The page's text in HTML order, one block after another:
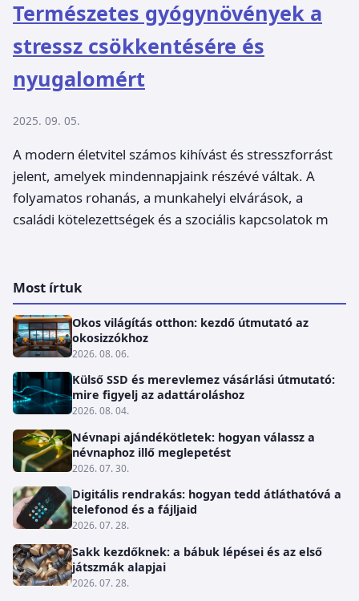
Természetes gyógynövények a
stressz csökkentésére és
nyugalomért
2025. 09. 05.
A modern életvitel számos kihívást és stresszforrást
jelent, amelyek mindennapjaink részévé váltak. A
folyamatos rohanás, a munkahelyi elvárások, a
családi kötelezettségek és a szociális kapcsolatok m
Most írtuk
Okos világítás otthon: kezdő útmutató az
okosizzókhoz
2026. 08. 06.
Külső SSD és merevlemez vásárlási útmutató:
mire figyelj az adattároláshoz
2026. 08. 04.
Névnapi ajándékötletek: hogyan válassz a
névnaphoz illő meglepetést
2026. 07. 30.
Digitális rendrakás: hogyan tedd átláthatóvá a
telefonod és a fájljaid
2026. 07. 28.
Sakk kezdőknek: a bábuk lépései és az első
játszmák alapjai
2026. 07. 28.